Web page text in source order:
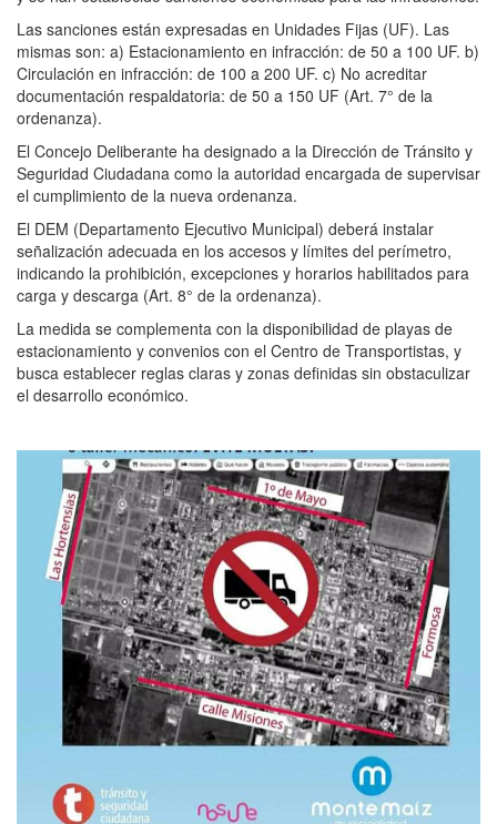
Las sanciones están expresadas en Unidades Fijas (UF). Las
mismas son: a) Estacionamiento en infracción: de 50 a 100 UF. b)
Circulación en infracción: de 100 a 200 UF. c) No acreditar
documentación respaldatoria: de 50 a 150 UF (Art. 7° de la
ordenanza).
El Concejo Deliberante ha designado a la Dirección de Tránsito y
Seguridad Ciudadana como la autoridad encargada de supervisar
el cumplimiento de la nueva ordenanza.
El DEM (Departamento Ejecutivo Municipal) deberá instalar
señalización adecuada en los accesos y límites del perímetro,
indicando la prohibición, excepciones y horarios habilitados para
carga y descarga (Art. 8° de la ordenanza).
La medida se complementa con la disponibilidad de playas de
estacionamiento y convenios con el Centro de Transportistas, y
busca establecer reglas claras y zonas definidas sin obstaculizar
el desarrollo económico.